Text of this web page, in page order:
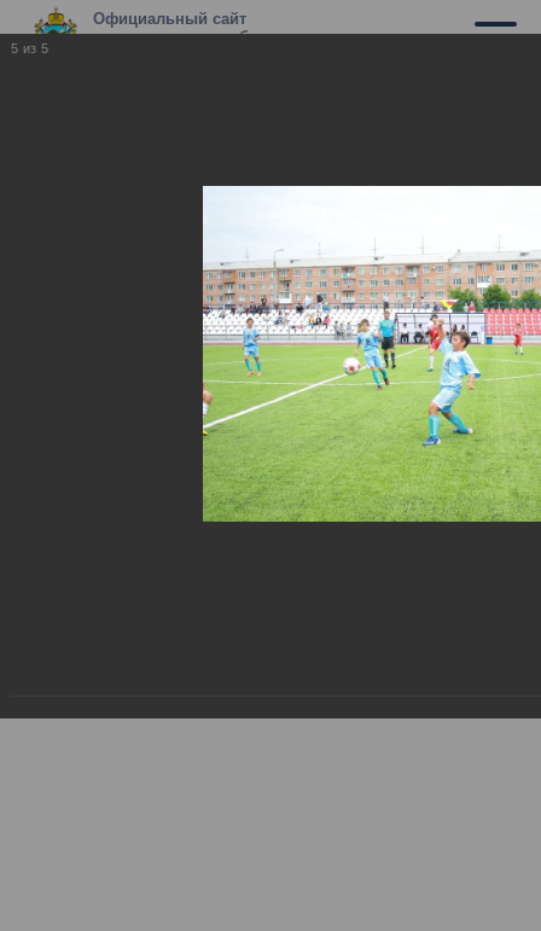
Официальный сайт
муниципального образования г.
«Кубок полномочного представителя в СКФО
среди детских команд 2001 года рождения», 2013
год
21.07.2014
5 из 5